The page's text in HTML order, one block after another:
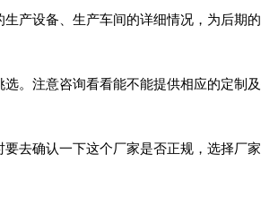
产设备、生产车间的详细情况，为后期
注意咨询看看能不能提供相应的定制及
去确认一下这个厂家是否正规，选择厂